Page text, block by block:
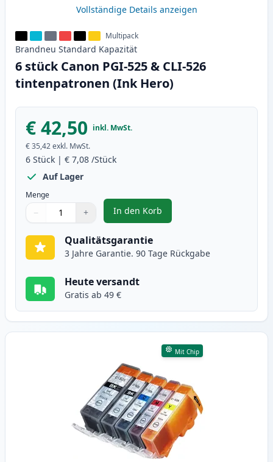
Vollständige Details anzeigen
Multipack
Brandneu Standard Kapazität
6 stück Canon PGI-525 & CLI-526
tintenpatronen (Ink Hero)
€ 42,50 inkl. MwSt.
€ 35,42exkl. MwSt.
6 Stück | € 7,08 /Stück
Auf Lager
Menge
Verwenden Sie die Tasten, um anzupassen
− +
1
In den Korb
, 6 stück Canon PGI-525 & CLI-
Qualitätsgarantie
3 Jahre Garantie. 90 Tage Rückgabe
Heute versandt
Gratis ab 49 €
Mit Chip